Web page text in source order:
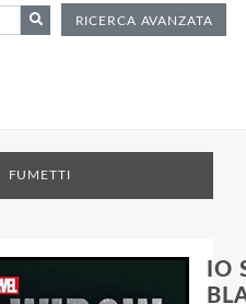
RICERCA AVANZATA
FUMETTI
IO